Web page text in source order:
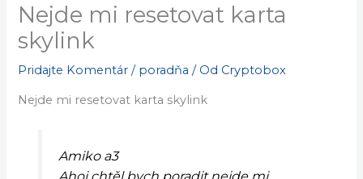
Nejde mi resetovat karta
skylink
Pridajte Komentár / poradňa / Od Cryptobox
Nejde mi resetovat karta skylink
Amiko a3